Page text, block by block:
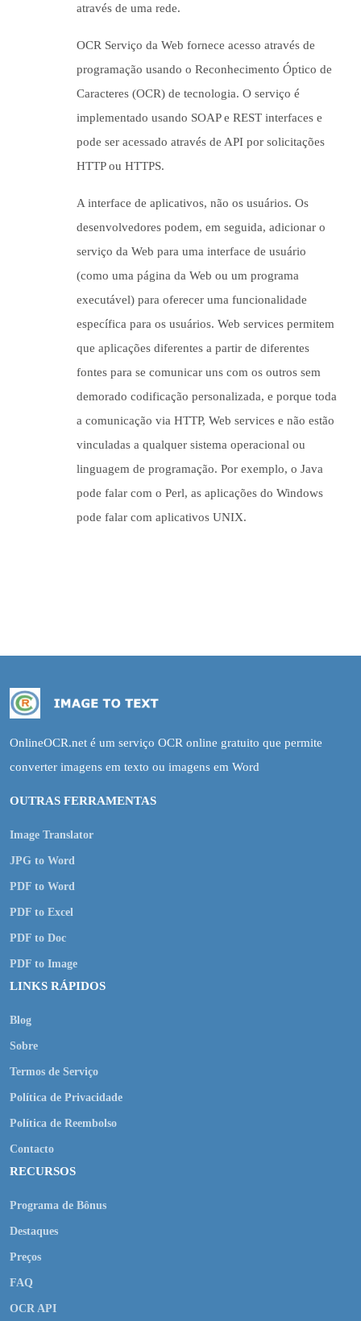
através de uma rede.
OCR Serviço da Web fornece acesso através de
programação usando o Reconhecimento Óptico de
Caracteres (OCR) de tecnologia. O serviço é
implementado usando SOAP e REST interfaces e
pode ser acessado através de API por solicitações
HTTP ou HTTPS.
A interface de aplicativos, não os usuários. Os
desenvolvedores podem, em seguida, adicionar o
serviço da Web para uma interface de usuário
(como uma página da Web ou um programa
executável) para oferecer uma funcionalidade
específica para os usuários. Web services permitem
que aplicações diferentes a partir de diferentes
fontes para se comunicar uns com os outros sem
demorado codificação personalizada, e porque toda
a comunicação via HTTP, Web services e não estão
vinculadas a qualquer sistema operacional ou
linguagem de programação. Por exemplo, o Java
pode falar com o Perl, as aplicações do Windows
pode falar com aplicativos UNIX.
OnlineOCR.net é um serviço OCR online gratuito que permite
converter imagens em texto ou imagens em Word
OUTRAS FERRAMENTAS
Image Translator
JPG to Word
PDF to Word
PDF to Excel
PDF to Doc
PDF to Image
LINKS RÁPIDOS
Blog
Sobre
Termos de Serviço
Política de Privacidade
Política de Reembolso
Contacto
RECURSOS
Programa de Bônus
Destaques
Preços
FAQ
OCR API